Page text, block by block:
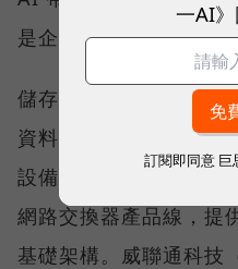
是企業必須重新決定資
儲存架構大致分為雲端
資料安全的守護者，長
設備（NAS），並擴展
網路交換器產品線，提
基礎架構。威聯通科技
一AI
訂閱即同意 巨